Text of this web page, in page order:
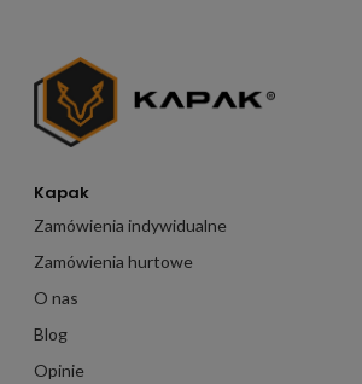
Kapak
Zamówienia indywidualne
Zamówienia hurtowe
O nas
Blog
Opinie